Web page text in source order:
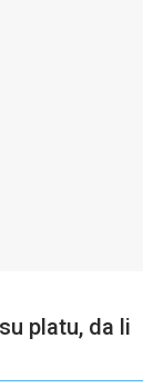
platu, da li